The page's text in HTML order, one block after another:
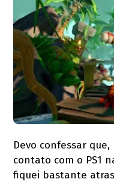
Devo confessar
contato com o PS1
fiquei bastante